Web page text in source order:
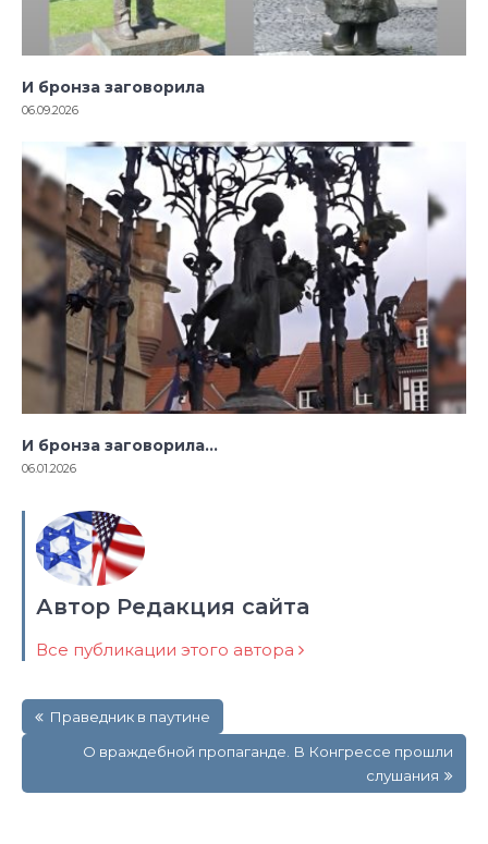
И бронза заговорила
06.09.2026
И бронза заговорила…
06.01.2026
Автор Редакция сайта
Все публикации этого автора
по
записям
Праведник в паутине
О враждебной пропаганде. В Конгрессе прошли
слушания